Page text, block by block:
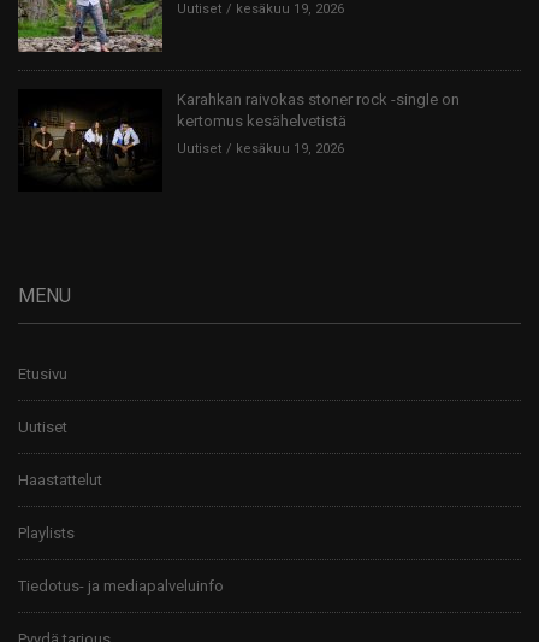
Uutiset kesäkuu 19, 2026
Karahkan raivokas stoner rock -single on
kertomus kesähelvetistä
Uutiset kesäkuu 19, 2026
MENU
Etusivu
Uutiset
Haastattelut
Playlists
Tiedotus- ja mediapalveluinfo